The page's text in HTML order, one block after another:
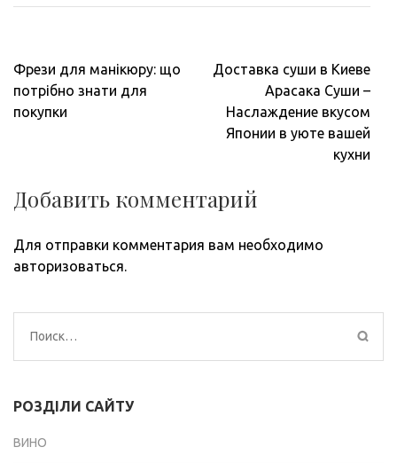
Навигация
по
записям
Фрези для манікюру: що
потрібно знати для
покупки
Доставка суши в Киеве
Арасака Суши –
Наслаждение вкусом
Японии в уюте вашей
кухни
Добавить комментарий
Для отправки комментария вам необходимо
авторизоваться.
Найти:
РОЗДІЛИ САЙТУ
ВИНО